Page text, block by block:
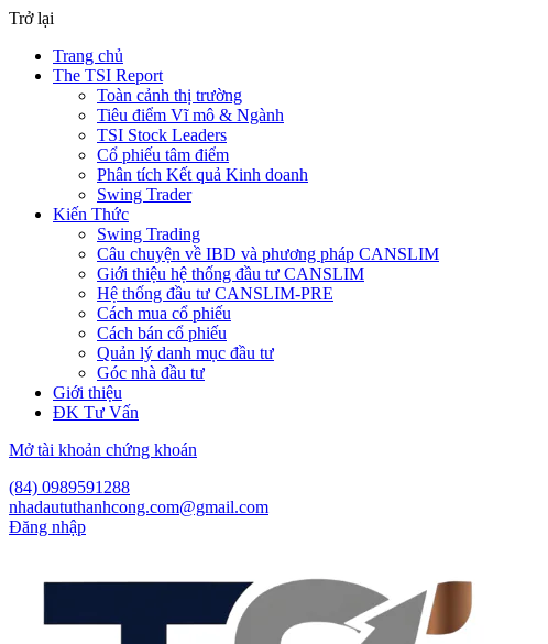
Trở lại
Trang chủ
The TSI Report
Toàn cảnh thị trường
Tiêu điểm Vĩ mô & Ngành
TSI Stock Leaders
Cổ phiếu tâm điểm
Phân tích Kết quả Kinh doanh
Swing Trader
Kiến Thức
Swing Trading
Câu chuyện về IBD và phương pháp CANSLIM
Giới thiệu hệ thống đầu tư CANSLIM
Hệ thống đầu tư CANSLIM-PRE
Cách mua cổ phiếu
Cách bán cổ phiếu
Quản lý danh mục đầu tư
Góc nhà đầu tư
Giới thiệu
ĐK Tư Vấn
Mở tài khoản chứng khoán
(84) 0989591288
nhadaututhanhcong.com@gmail.com
Đăng nhập